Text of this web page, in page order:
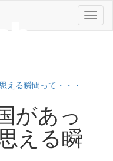
メ
ニ
える瞬間って・・・
があっ
える瞬